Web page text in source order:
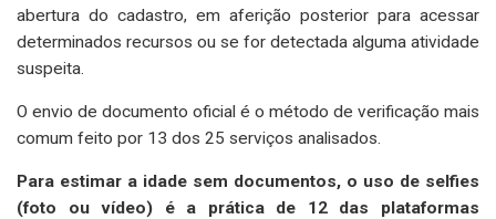
abertura do cadastro, em aferição posterior para acessar
determinados recursos ou se for detectada alguma atividade
suspeita.
O envio de documento oficial é o método de verificação mais
comum feito por 13 dos 25 serviços analisados.
Para estimar a idade sem documentos, o uso de selfies
(foto ou vídeo) é a prática de 12 das plataformas